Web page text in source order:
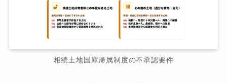
相続土地国庫帰属制度の不承認要件